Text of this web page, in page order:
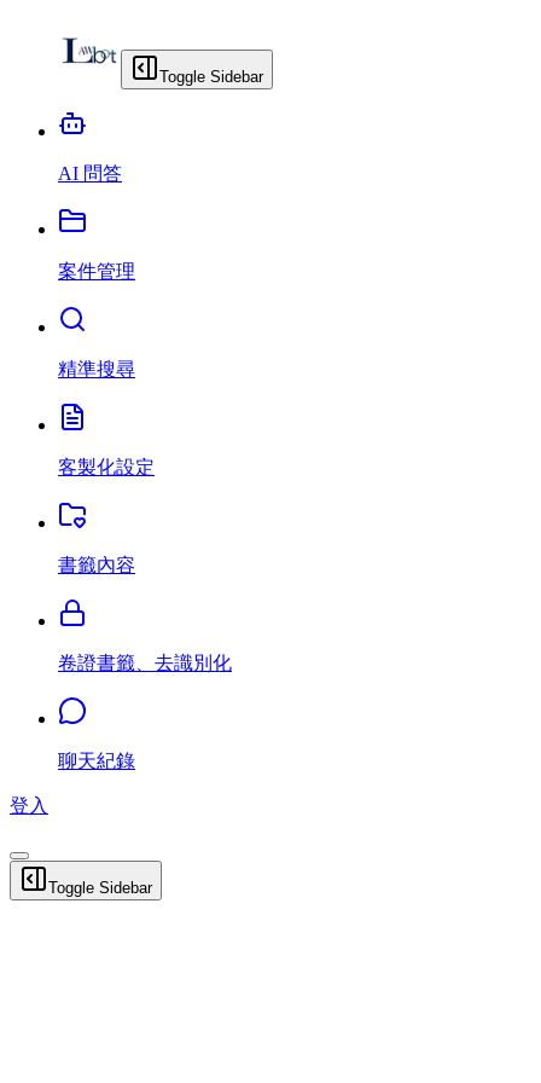
Toggle Sidebar
AI 問答
案件管理
精準搜尋
客製化設定
書籤內容
卷證書籤、去識別化
聊天紀錄
登入
Toggle Sidebar